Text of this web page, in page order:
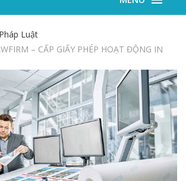
Luật
– CẤP GIẤY PHÉP HOẠT ĐỘNG IN